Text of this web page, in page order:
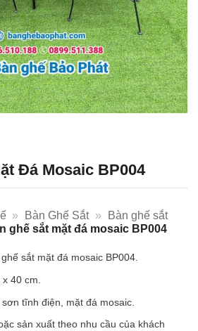
Đá Mosaic BP004
» Bàn Ghế Sắt »
Bàn ghế sắt
ghế sắt mặt đá mosaic BP004
ghế sắt mặt đá mosaic BP004.
40 cm.
tĩnh điện, mặt đá mosaic.
sản xuất theo nhu cầu của khách